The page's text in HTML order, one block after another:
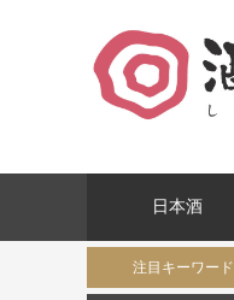
日本酒
注目キーワード